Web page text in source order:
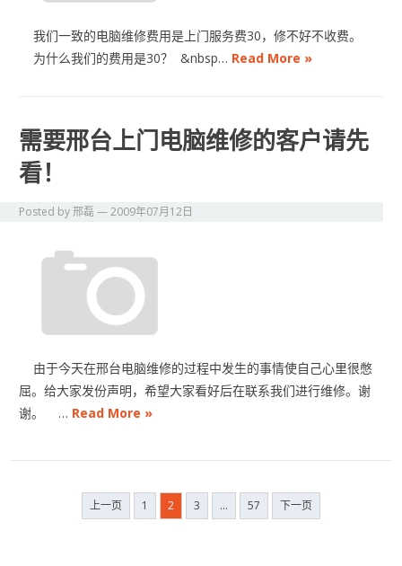
我们一致的电脑维修费用是上门服务费30，修不好不收费。
为什么我们的费用是30？ &nbsp… Read More »
需要邢台上门电脑维修的客户请先
看！
Posted by邢磊—2009年07月12日
由于今天在邢台电脑维修的过程中发生的事情使自己心里很憋
屈。给大家发份声明，希望大家看好后在联系我们进行维修。谢
谢。 … Read More »
上一页 1 2 3 … 57 下一页